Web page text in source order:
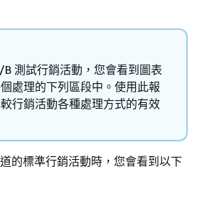
測試行銷活動，您會看到圖表
處理的下列區段中。使用此報
行銷活動各種處理方式的有效
的標準行銷活動時，您會看到以下